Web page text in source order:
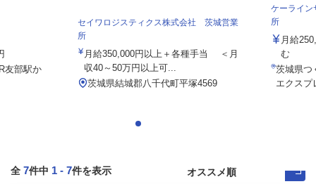
友部駅か
セイワロジスティクス株式会社 茨城営業
所
月給350,000円以上＋各種手当 ＜月
収40～50万円以上可...
茨城県結城郡八千代町平塚4569
ケーライ
所
月給
む
茨城県つ
エクスプ
全 7件中 1 - 7件を表示